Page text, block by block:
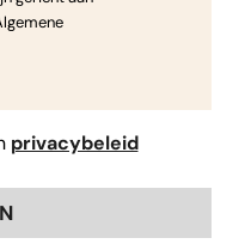
2026
voor Royal
behaalden twee
waarom de jury overtuigd
...
privacybeleid